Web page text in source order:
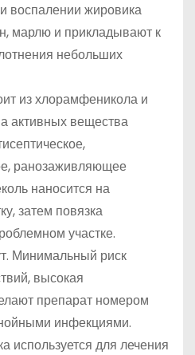
воспалении жировика
марлю и прикладывают к
небольших
из хлорамфеникола и
активных вещества
ранозаживляющее
наносится на
затем повязка
участке.
Минимальный риск
высокая
препарат номером
инфекциями.
используется для лечения